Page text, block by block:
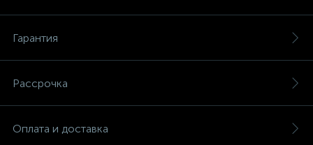
Гарантия
Рассрочка
Оплата и доставка